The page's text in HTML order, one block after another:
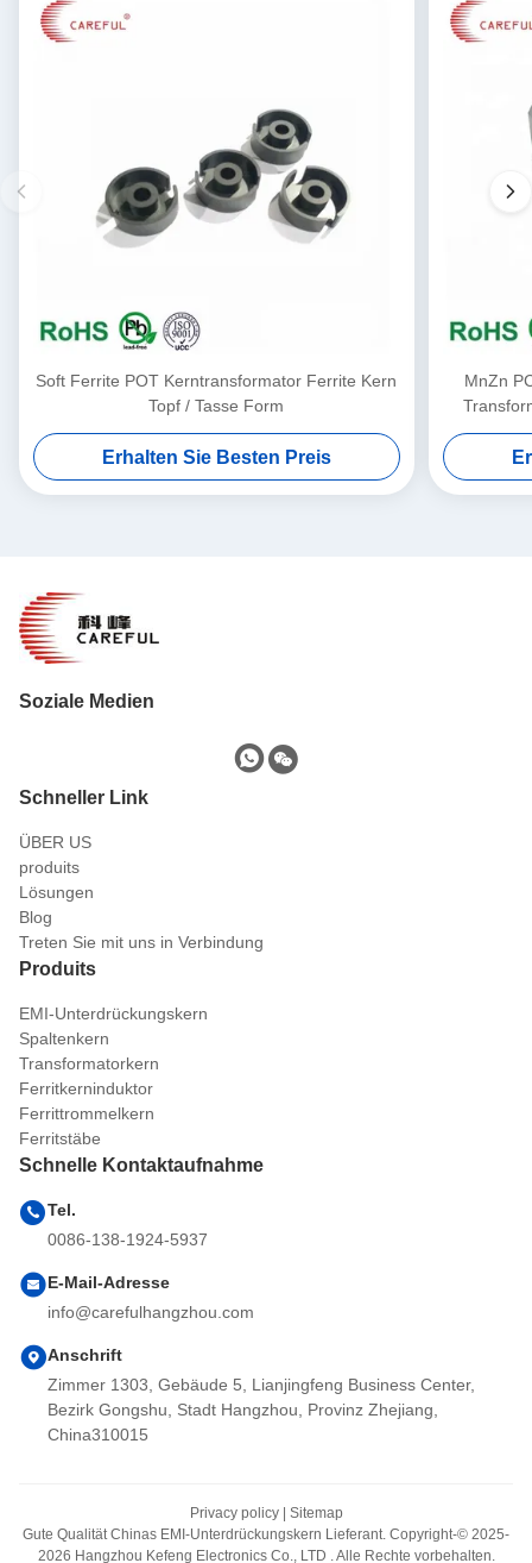
Soft Ferrite POT Kerntransformator Ferrite Kern
Topf / Tasse Form
Erhalten Sie Besten Preis
MnZn
Soziale Medien
Schneller Link
ÜBER US
produits
Lösungen
Blog
Treten Sie mit uns in Verbindung
Produits
EMI-Unterdrückungskern
Spaltenkern
Transformatorkern
Ferritkerninduktor
Ferrittrommelkern
Ferritstäbe
Schnelle Kontaktaufnahme
Tel.
0086-138-1924-5937
E-Mail-Adresse
info@carefulhangzhou.com
Anschrift
Zimmer 1303, Gebäude 5, Lianjingfeng Business Center,
Bezirk Gongshu, Stadt Hangzhou, Provinz Zhejiang,
China310015
Privacy policy| Sitemap
Gute Qualität Chinas EMI-Unterdrückungskern Lieferant. Copyright-© 2025-
2026 Hangzhou Kefeng Electronics Co., LTD . Alle Rechte vorbehalten.